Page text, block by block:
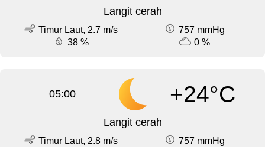
Langit cerah
Timur Laut, 2.7 m/s
757 mmHg
38 %
0 %
05:00 +24°C
Langit cerah
Timur Laut, 2.8 m/s
757 mmHg